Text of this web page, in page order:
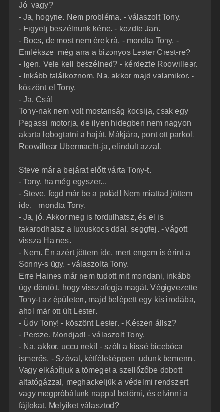
Jól vagy?
- Ja, hogyne. Nem probléma. - válaszolt Tony.
- Figyelj beszélnünk kéne. - kezdte Jan.
- Bocs, de most nem érek rá. - mondta Tony. -
Emlékszel még arra a bizonyos Lester Crest-re?
- Igen. Vele kell beszélned? - kérdezte Roowillear.
- Inkább találkoznom. Na, akkor majd valamikor. -
köszönt el Tony.
- Ja. Csá!
Tony-nak nem volt mostanság kocsija, csak egy
Pegassi motorja, de ilyen hidegben nem nagyon
akarta lobogtatni a haját. Mákjára, pont ott parkolt
Roowillear Ubermacht-ja, elindult azzal.
Steve már a bejárat előtt várta Tony-t.
- Tony, ha még egyszer...
- Steve, fogd már be a pofád! Nem miattad jöttem
ide. - mondta Tony.
- Ja, jó. Akkor meg is fordulhatsz, és el is
takarodhatsz a luxuskocsiddal, seggfej. - vágott
vissza Haines.
- Nem. Én azért jöttem ide, mert engem is érint a
Sonny-s ügy. - válaszolta Tony.
Erre Haines már nem tudott mit mondani, inkább
úgy döntött, hogy visszafogja magát. Végigvezette
Tony-t az épületen, majd belépett egy kis irodába,
ahol már ott ült Lester.
- Üdv Tony! - köszönt Lester. - Készen állsz?
- Persze. Mondjad! - válaszolt Tony.
- Na, akkor, uccu neki! - szólt a kissé bicebóca
ismerős. - Szóval, kétféleképpen tudunk bemenni.
Vagy elkábítjuk a tömeget a szellőzőbe dobott
altatógázzal, meghackeljük a védelmi rendszert
vagy megpróbálunk nappal betörni, és elvinni a
fájlokat. Melyiket választod?